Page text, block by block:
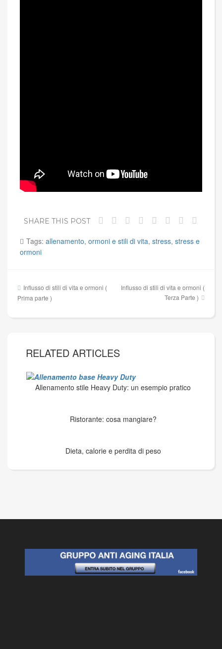
SHARE THIS POST
Tags: allenamento, ormoni e stili di vita, stress, stress e
ormoni
Navigazione
articoli
Influsso di stili di vita e ormoni (
Prima parte )
Influsso di stili di vita e ormoni (
Terza Parte )
RELATED ARTICLES
Allenamento stile Heavy Duty: un esempio pratico
Ristorante: cosa mangiare?
Dieta, calorie e perdita di peso